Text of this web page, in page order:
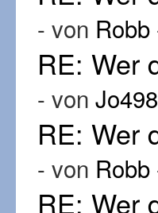
- von Robb
RE: Wer
- von Jo498
RE: Wer
- von Robb
RE: Wer